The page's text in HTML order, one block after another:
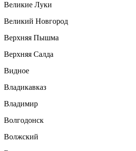
Великие Луки
Великий Новгород
Верхняя Пышма
Верхняя Салда
Видное
Владикавказ
Владимир
Волгодонск
Волжский